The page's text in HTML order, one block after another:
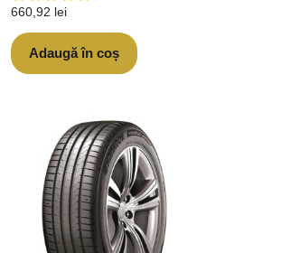
660,92 lei
Adaugă în coș